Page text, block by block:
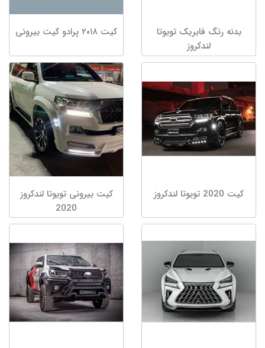
بدنه رنگ فابریک تویوتا
لندکروز
کیت ۲۰۱۸ پرادو کیت بیرونی
کیت 2020 تویوتا لندکروز
کیت بیرونی تویوتا لندکروز
2020